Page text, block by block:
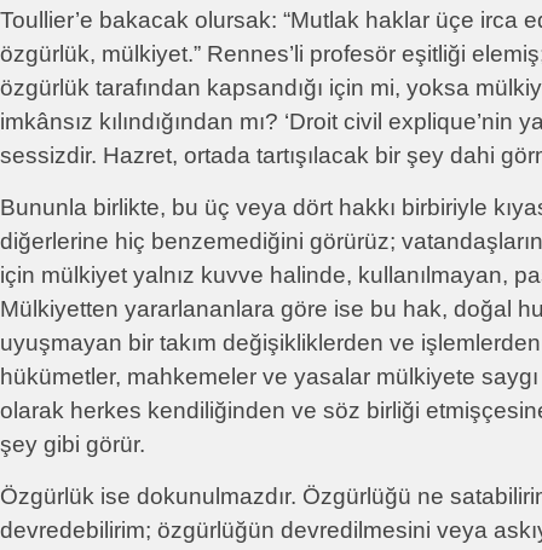
Toullier’e bakacak olursak: “Mutlak haklar üçe irca
özgürlük, mülkiyet.” Rennes’li profesör eşitliği
özgürlük tarafından kapsandığı için mi, yoksa
imkânsız kılındığından mı? ‘Droit civil explique’nin
sessizdir. Hazret, ortada tartışılacak bir şey dahi
Bununla birlikte, bu üç veya dört hakkı birbiriyle
diğerlerine hiç benzemediğini görürüz;
için mülkiyet yalnız kuvve halinde, kullanılmayan,
Mülkiyetten yararlananlara göre ise bu hak, doğal
uyuşmayan bir takım değişikliklerden ve
hükümetler, mahkemeler ve yasalar mülkiyete
olarak herkes kendiliğinden ve söz birliği
şey gibi görür.
Özgürlük ise dokunulmazdır. Özgürlüğü ne
devredebilirim; özgürlüğün devredilmesini veya